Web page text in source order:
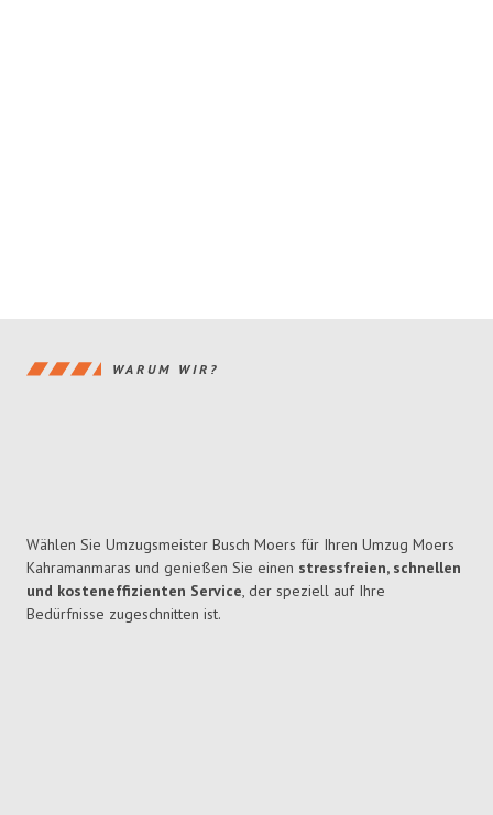
WARUM WIR?
Wählen Sie Umzugsmeister Busch Moers für Ihren Umzug Moers
Kahramanmaras und genießen Sie einen stressfreien, schnellen
und kosteneffizienten Service, der speziell auf Ihre
Bedürfnisse zugeschnitten ist.